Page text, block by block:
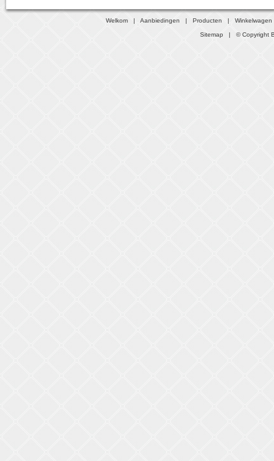
Welkom |Aanbiedingen |Producten |Winkelwagen
Sitemap | © Copyright